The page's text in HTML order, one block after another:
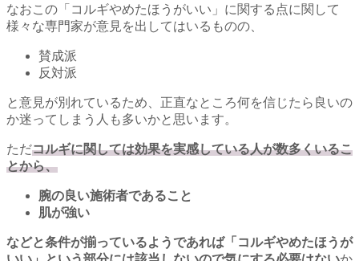
なおこの「コルギやめたほうがいい」に関する点に関して
様々な専門家が意見を出してはいるものの、
賛成派
反対派
と意見が別れているため、正直なところ何を信じたら良いの
か迷ってしまう人も多いかと思います。
ただコルギに関しては効果を実感している人が数多くいるこ
とから、
腕の良い施術者であること
肌が強い
などと条件が揃っているようであれば「コルギやめたほうが